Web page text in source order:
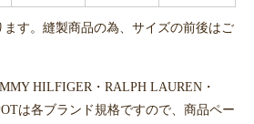
す。縫製商品の為、サイズの前後はご
HILFIGER・RALPH LAUREN・
は各ブランド規格ですので、商品ペー